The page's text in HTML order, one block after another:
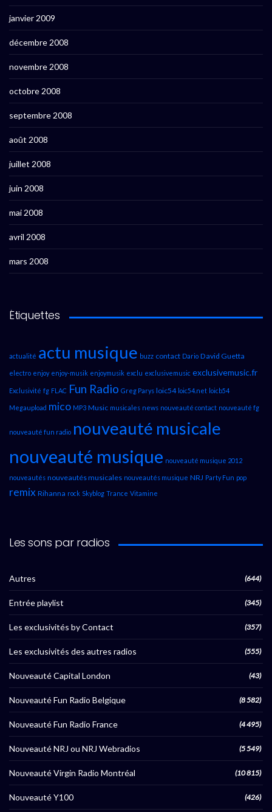
janvier 2009
décembre 2008
novembre 2008
octobre 2008
septembre 2008
août 2008
juillet 2008
juin 2008
mai 2008
avril 2008
mars 2008
Étiquettes
actualité actu musique buzz contact Dario David Guetta
electro enjoy enjoy-musik enjoymusik exclu exclusivemusic exclusivemusic.fr
Exclusivité fg FLAC Fun Radio Greg Parys loic54 loic54.net loicb54
Megaupload mico MP3 Music musicales news nouveauté contact nouveauté fg
nouveauté fun radio nouveauté musicale
nouveauté musique nouveauté musique 2012
nouveautés nouveautés musicales nouveautés musique NRJ Party Fun pop
remix Rihanna rock Skyblog Trance Vitamine
Les sons par radios
Autres (644)
Entrée playlist (345)
Les exclusivités by Contact (357)
Les exclusivités des autres radios (555)
Nouveauté Capital London (43)
Nouveauté Fun Radio Belgique (8 582)
Nouveauté Fun Radio France (4 495)
Nouveauté NRJ ou NRJ Webradios (5 549)
Nouveauté Virgin Radio Montréal (10 815)
Nouveauté Y100 (426)